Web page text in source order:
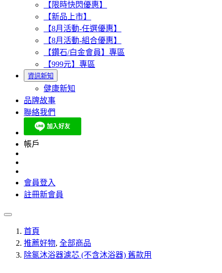
【限時快閃優惠】
【新品上市】
【8月活動-任選優惠】
【8月活動-組合優惠】
【鑽石/白金會員】專區
【999元】專區
資訊新知
健康新知
品牌故事
聯絡我們
帳戶
會員登入
註冊新會員
首頁
推薦好物, 全部商品
除氯沐浴器濾芯 (不含沐浴器) 舊款用